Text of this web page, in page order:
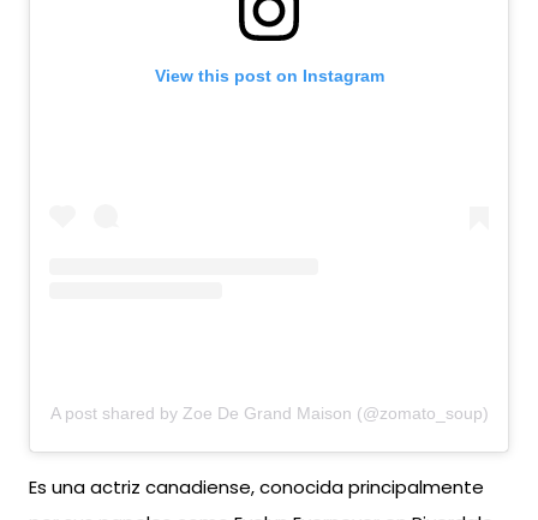
View this post on Instagram
A post shared by Zoe De Grand Maison (@zomato_soup)
Es una actriz canadiense, conocida principalmente